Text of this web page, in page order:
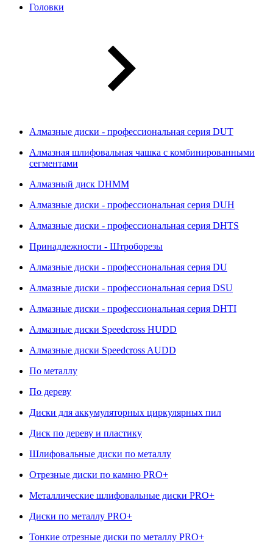
Головки
Алмазные диски - профессиональная серия DUT
Алмазная шлифовальная чашка с комбинированными
сегментами
Алмазный диск DHMM
Алмазные диски - профессиональная серия DUH
Алмазные диски - профессиональная серия DHTS
Принадлежности - Штроборезы
Алмазные диски - профессиональная серия DU
Алмазные диски - профессиональная серия DSU
Алмазные диски - профессиональная серия DHTI
Алмазные диски Speedcross HUDD
Алмазные диски Speedcross AUDD
По металлу
По дереву
Диски для аккумуляторных циркулярных пил
Диск по дереву и пластику
Шлифовальные диски по металлу
Отрезные диски по камню PRO+
Металлические шлифовальные диски PRO+
Диски по металлу PRO+
Тонкие отрезные диски по металлу PRO+